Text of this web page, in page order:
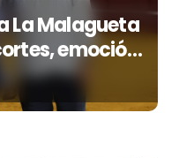
La Malagueta
emoción